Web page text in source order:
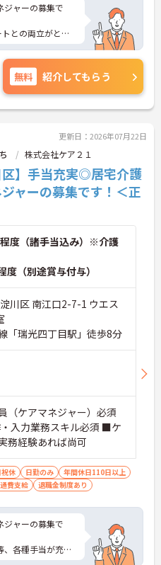
ジャーの募集で
との両立がとり
イントなど、さら
軽にご相談くだ
無料 紹介してもらう
更新日：2026年07月22日
株式会社ケア２１
区】手当充実◎居宅介護
ャーの募集です！＜正
度（諸手当込み）※介護
度（別途賞与付与）
川区 南江口2-7-1 ウエス
「瑞光四丁目駅」徒歩8分
（ケアマネジャー）必須
入力業務スキル必須 ■ケ
務経験あれば尚可
休 日勤のみ
年間休日110日以上
費支給 退職金制度あり
ジャーの募集で
各種手当が充実